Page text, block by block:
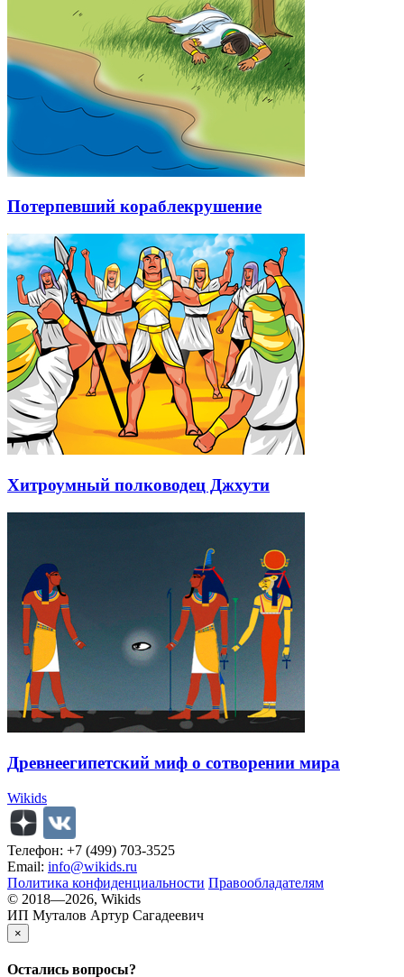
Потерпевший кораблекрушение
Хитроумный полководец Джхути
Древнеегипетский миф о сотворении мира
Wikids
Телефон: +7 (499) 703-3525
Email: info@wikids.ru
Политика конфиденциальности Правообладателям
© 2018—2026, Wikids
ИП Муталов Артур Сагадеевич
×
Остались вопросы?